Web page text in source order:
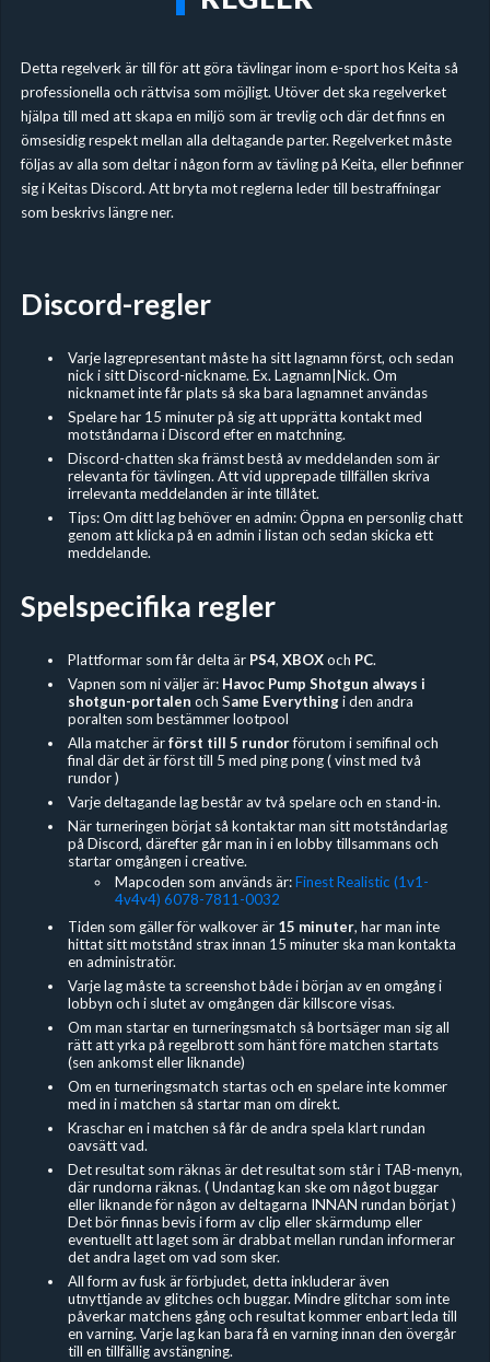
Detta regelverk är till för att göra tävlingar inom e-sport hos Keita så
professionella och rättvisa som möjligt. Utöver det ska regelverket
hjälpa till med att skapa en miljö som är trevlig och där det finns en
ömsesidig respekt mellan alla deltagande parter. Regelverket måste
följas av alla som deltar i någon form av tävling på Keita, eller befinner
sig i Keitas Discord. Att bryta mot reglerna leder till bestraffningar
som beskrivs längre ner.
Discord-regler
Varje lagrepresentant måste ha sitt lagnamn först, och sedan
nick i sitt Discord-nickname. Ex. Lagnamn|Nick. Om
nicknamet inte får plats så ska bara lagnamnet användas
Spelare har 15 minuter på sig att upprätta kontakt med
motståndarna i Discord efter en matchning.
Discord-chatten ska främst bestå av meddelanden som är
relevanta för tävlingen. Att vid upprepade tillfällen skriva
irrelevanta meddelanden är inte tillåtet.
Tips: Om ditt lag behöver en admin: Öppna en personlig chatt
genom att klicka på en admin i listan och sedan skicka ett
meddelande.
Spelspecifika regler
Plattformar som får delta är PS4, XBOXoch PC.
Vapnen som ni väljer är: Havoc Pump Shotgun always i
shotgun-portalen och Same Everythingi den andra
poralten som bestämmer lootpool
Alla matcher ärförst till 5 rundorförutom i semifinal och
final där det är först till 5 med ping pong ( vinst med två
rundor )
Varje deltagande lag består av två spelare och en stand-in.
När turneringen börjat så kontaktar man sitt motståndarlag
på Discord, därefter går man in i en lobby tillsammans och
startar omgången i creative.
Mapcoden som används är:Finest Realistic (1v1-
4v4v4) 6078-7811-0032
Tiden som gäller för walkover är 15 minuter, har man inte
hittat sitt motstånd strax innan 15 minuter ska man kontakta
en administratör.
Varje lag måste ta screenshot både i början av en omgång i
lobbyn och i slutet av omgången där killscore visas.
Om man startar en turneringsmatch så bortsäger man sig all
rätt att yrka på regelbrott som hänt före matchen startats
(sen ankomst eller liknande)
Om en turneringsmatch startas och en spelare inte kommer
med in i matchen så startar man om direkt.
Kraschar en i matchen så får de andra spela klart rundan
oavsätt vad.
Det resultat som räknas är det resultat som står i TAB-menyn,
där rundorna räknas. ( Undantag kan ske om något buggar
eller liknande för någon av deltagarna INNAN rundan börjat )
Det bör finnas bevis i form av clip eller skärmdump eller
eventuellt att laget som är drabbat mellan rundan informerar
det andra laget om vad som sker.
All form av fusk är förbjudet, detta inkluderar även
utnyttjande av glitches och buggar. Mindre glitchar som inte
påverkar matchens gång och resultat kommer enbart leda till
en varning. Varje lag kan bara få en varning innan den övergår
till en tillfällig avstängning.